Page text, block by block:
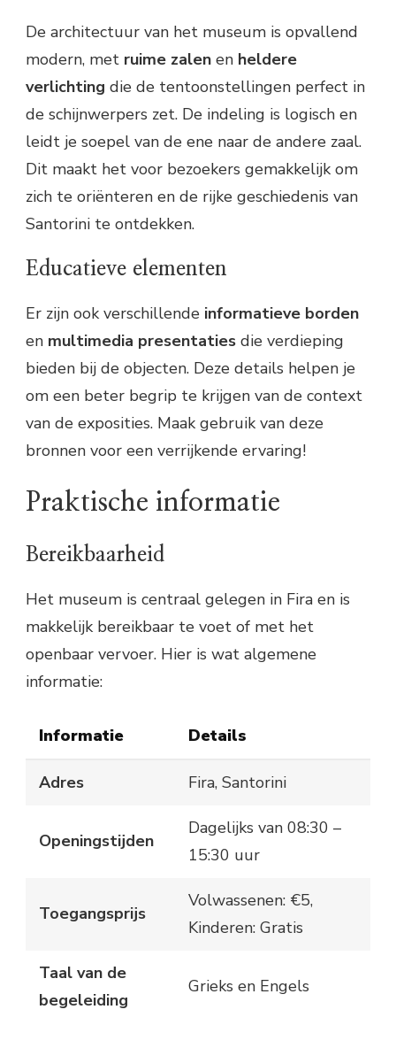
De architectuur van het museum is opvallend
modern, met ruime zalen en heldere
verlichting die de tentoonstellingen perfect in
de schijnwerpers zet. De indeling is logisch en
leidt je soepel van de ene naar de andere zaal.
Dit maakt het voor bezoekers gemakkelijk om
zich te oriënteren en de rijke geschiedenis van
Santorini te ontdekken.
Educatieve elementen
Er zijn ook verschillende informatieve borden
en multimedia presentaties die verdieping
bieden bij de objecten. Deze details helpen je
om een beter begrip te krijgen van de context
van de exposities. Maak gebruik van deze
bronnen voor een verrijkende ervaring!
Praktische informatie
Bereikbaarheid
Het museum is centraal gelegen in Fira en is
makkelijk bereikbaar te voet of met het
openbaar vervoer. Hier is wat algemene
informatie:
Informatie Details
Adres Fira, Santorini
Openingstijden
Dagelijks van 08:30 –
15:30 uur
Toegangsprijs
Volwassenen: €5,
Kinderen: Gratis
Taal van de
begeleiding
Grieks en Engels